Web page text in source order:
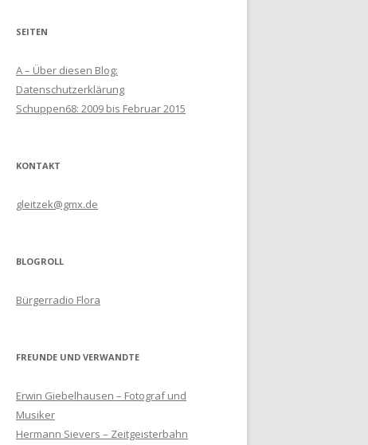
SEITEN
A – Über diesen Blog:
Datenschutzerklärung
Schuppen68: 2009 bis Februar 2015
KONTAKT
gleitzek@gmx.de
BLOGROLL
Bürgerradio Flora
FREUNDE UND VERWANDTE
Erwin Giebelhausen – Fotograf und
Musiker
Hermann Sievers – Zeitgeisterbahn